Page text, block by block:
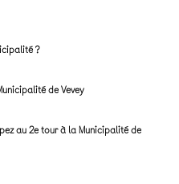
?
de Vevey
au 2e tour à la Municipalité de